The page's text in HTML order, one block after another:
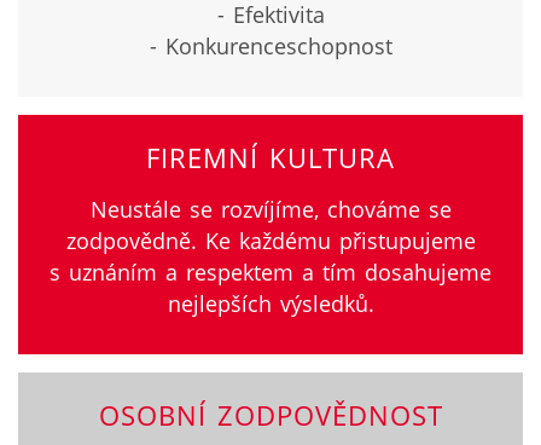
- Efektivita
- Konkurenceschopnost
FIREMNÍ KULTURA
Neustále se rozvíjíme, chováme se
zodpovědně. Ke každému přistupujeme
s uznáním a respektem a tím dosahujeme
nejlepších výsledků.
OSOBNÍ ZODPOVĚDNOST